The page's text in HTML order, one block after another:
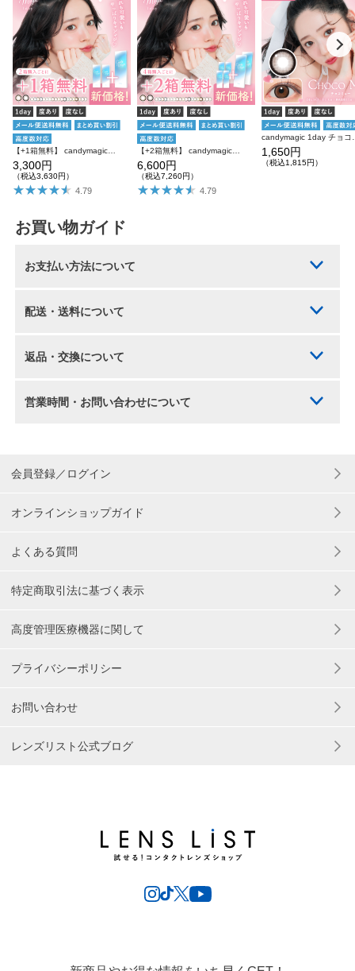
3,300円
（税込3,630円）
4.79
6,600円
（税込7,260円）
4.79
1,650円
（税込1,815円）
お買い物ガイド
お支払い方法について
配送・送料について
返品・交換について
営業時間・お問い合わせについて
会員登録／ログイン
オンラインショップガイド
よくある質問
特定商取引法に基づく表示
高度管理医療機器に関して
プライバシーポリシー
お問い合わせ
レンズリスト公式ブログ